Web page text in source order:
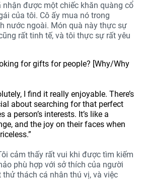
nhận được một chiếc khăn quàng cổ
của tôi. Cô ấy mua nó trong
nước ngoài. Món quà này thực sự
rất tinh tế, và tôi thực sự rất yêu
for gifts for people? [Why/Why
I find it really enjoyable. There’s
about searching for that perfect
person’s interests. It’s like a
and the joy on their faces when
cảm thấy rất vui khi được tìm kiếm
phù hợp với sở thích của người
thách cá nhân thú vị, và việc